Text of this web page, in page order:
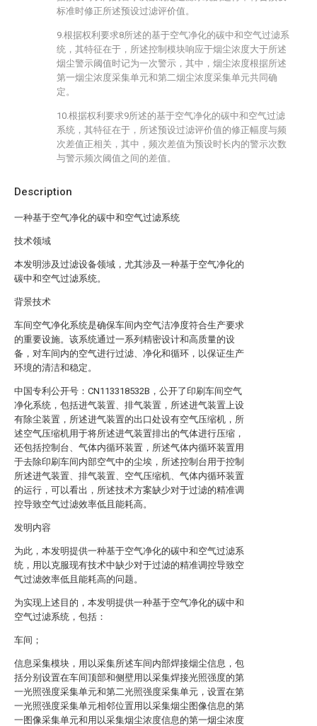
Description
一种基于空气净化的碳中和空气过滤系统
技术领域
本发明涉及过滤设备领域，尤其涉及一种基于空气净化的
碳中和空气过滤系统。
背景技术
车间空气净化系统是确保车间内空气洁净度符合生产要求
的重要设施。该系统通过一系列精密设计和高质量的设
备，对车间内的空气进行过滤、净化和循环，以保证生产
环境的清洁和稳定。
中国专利公开号：CN113318532B，公开了印刷车间空气
净化系统，包括进气装置、排气装置，所述进气装置上设
有除尘装置，所述进气装置的出口处设有空气压缩机，所
述空气压缩机用于将所述进气装置排出的气体进行压缩，
还包括控制台、气体内循环装置，所述气体内循环装置用
于去除印刷车间内部空气中的尘埃，所述控制台用于控制
所述进气装置、排气装置、空气压缩机、气体内循环装置
的运行，可以看出，所述技术方案缺少对于过滤的精准调
控导致空气过滤效率低且能耗高。
发明内容
为此，本发明提供一种基于空气净化的碳中和空气过滤系
统，用以克服现有技术中缺少对于过滤的精准调控导致空
气过滤效率低且能耗高的问题。
为实现上述目的，本发明提供一种基于空气净化的碳中和
空气过滤系统，包括：
车间；
信息采集模块，用以采集所述车间内部焊接烟尘信息，包
括分别设置在车间顶部和侧壁用以采集焊接光照强度的第
一光照强度采集单元和第二光照强度采集单元，设置在第
一光照强度采集单元相邻位置用以采集烟尘图像信息的第
一图像采集单元和用以采集烟尘浓度信息的第一烟尘浓度
标准时修正所述预设过滤评价值。
9.根据权利要求8所述的基于空气净化的碳中和空气过滤系
统，其特征在于，所述控制模块响应于烟尘浓度大于所述
烟尘警示阈值时记为一次警示，其中，烟尘浓度根据所述
第一烟尘浓度采集单元和第二烟尘浓度采集单元共同确
定。
10.根据权利要求9所述的基于空气净化的碳中和空气过滤
系统，其特征在于，所述预设过滤评价值的修正幅度与频
次差值正相关，其中，频次差值为预设时长内的警示次数
与警示频次阈值之间的差值。